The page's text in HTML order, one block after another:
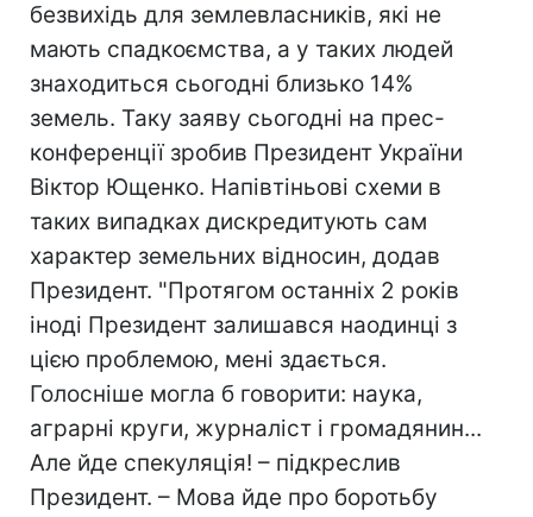
безвихідь для землевласників, які не
мають спадкоємства, а у таких людей
знаходиться сьогодні близько 14%
земель. Таку заяву сьогодні на прес-
конференції зробив Президент України
Віктор Ющенко. Напівтіньові схеми в
таких випадках дискредитують сам
характер земельних відносин, додав
Президент. "Протягом останніх 2 років
іноді Президент залишався наодинці з
цією проблемою, мені здається.
Голосніше могла б говорити: наука,
аграрні круги, журналіст і громадянин...
Але йде спекуляція! – підкреслив
Президент. – Мова йде про боротьбу